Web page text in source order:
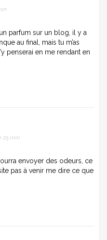
parfum sur un blog, il y a
au final, mais tu m’as
penserai en me rendant en
25 min
envoyer des odeurs, ce
pas à venir me dire ce que